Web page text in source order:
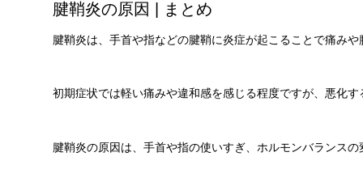
腱鞘炎の原因 | まとめ
腱鞘炎は、手首や指などの腱鞘に炎症が起こることで痛み
初期症状では軽い痛みや違和感を感じる程度ですが、悪化
腱鞘炎の原因は、手首や指の使いすぎ、ホルモンバランス